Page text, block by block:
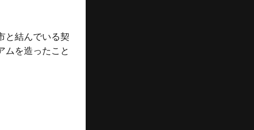
と結んでいる契
ムを造ったこと